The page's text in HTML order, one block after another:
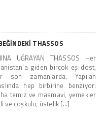
THASSOS
UĞRAYAN THASSOS Her
giden birçok eş-dost,
son zamanlarda. Yapılan
hep birbirine benziyor:
temiz ve masmavi, yemekler
ve coşkulu, üstelik [...]